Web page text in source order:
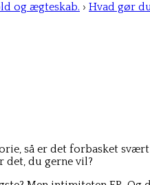
og ægteskab. › Hvad gør
så er det forbasket
det, du gerne vil?